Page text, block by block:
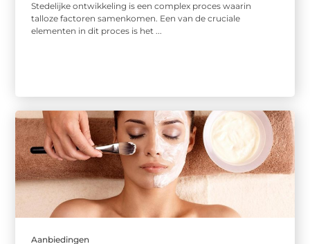
Stedelijke ontwikkeling is een complex proces waarin
talloze factoren samenkomen. Een van de cruciale
elementen in dit proces is het ...
Aanbiedingen